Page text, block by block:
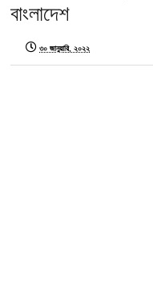
বাংলাদেশ
৩০ জানুয়ারি, ২০২২